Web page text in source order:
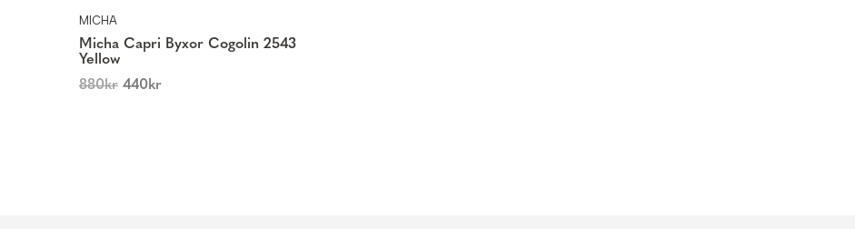
MICHA
Micha Capri Byxor Cogolin 2543
Yellow
880kr 440kr